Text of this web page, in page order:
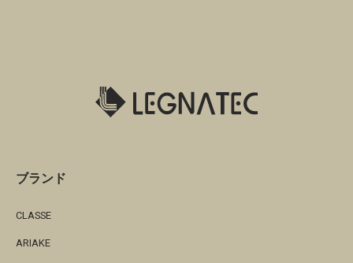
ブランド
CLASSE
ARIAKE